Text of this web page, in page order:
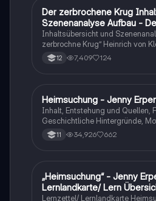
Deutsch
Der zerbrochene Krug
Szenenanalyse Aufbau -
Q1/Q2/Abitur
Inhaltsübersicht und
zerbrochne Krug” Heinrich von
12 7,409 124
Deutsch
Heimsuchung - Jenny
Inhalt, Entstehung und Quellen,
Geschichtliche Hintergründe,
stil 11 34,926 662
Deutsch
„Heimsuchung“ - Jenny
Lernlandkarte/ Lern
Lernzettel/ Lernlandkarte